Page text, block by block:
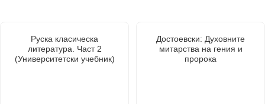
Руска класическа
литература. Част 2
(Университетски учебник)
Достоевски: Духовните
митарства на гения и
пророка